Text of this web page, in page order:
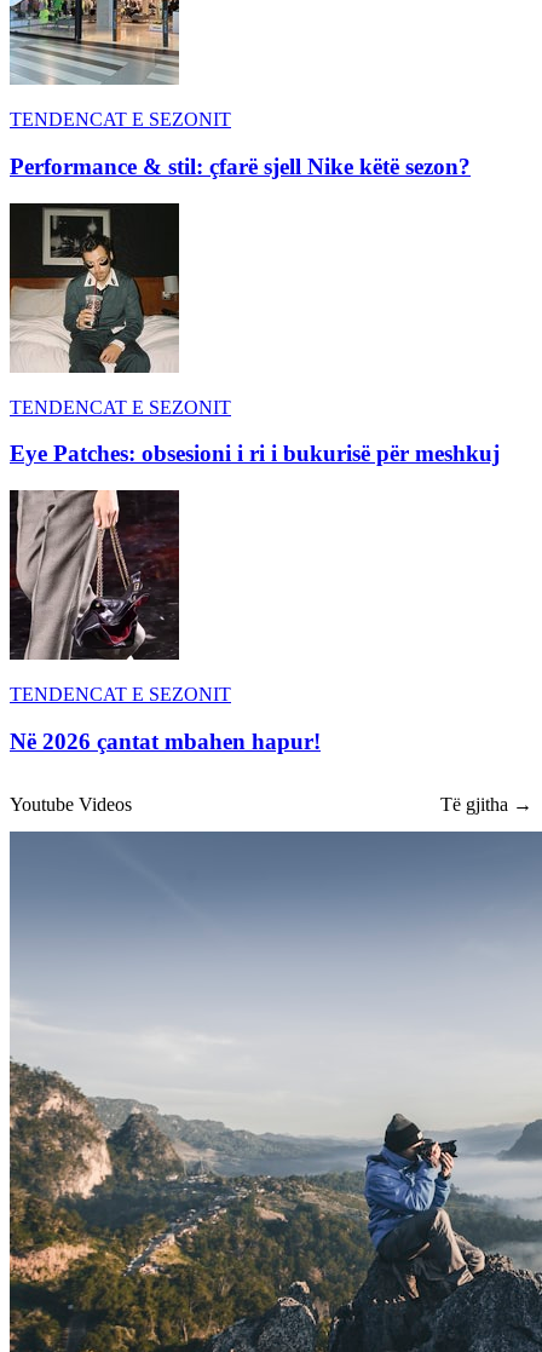
TENDENCAT E SEZONIT
Performance & stil: çfarë sjell Nike këtë sezon?
TENDENCAT E SEZONIT
Eye Patches: obsesioni i ri i bukurisë për meshkuj
TENDENCAT E SEZONIT
Në 2026 çantat mbahen hapur!
Youtube Videos Të gjitha →